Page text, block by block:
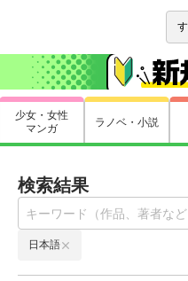
少女・女性
マンガ
ラノベ・小説
検索結果
日本語